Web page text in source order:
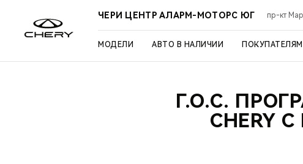
ЧЕРИ ЦЕНТР АЛАРМ-МОТОРС ЮГ пр-кт
МОДЕЛИ АВТО В НАЛИЧИИ ПОКУПАТЕЛЯМ
Г.О.С.
CHERY